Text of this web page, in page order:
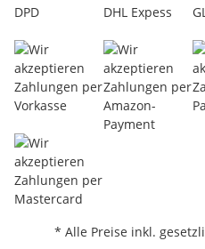
* Alle Preise inkl.